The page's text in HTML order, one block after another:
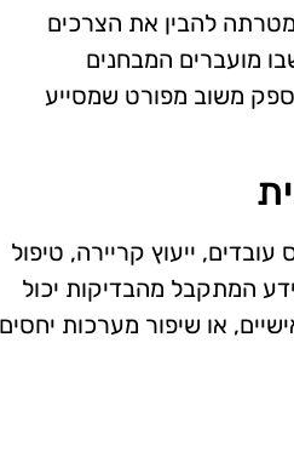
להבין את הצרכים
מועברים המבחנים
משוב מפורט שמסייע
ייעוץ קריירה, טיפול
המתקבל מהבדיקות יכול
או שיפור מערכות יחסים